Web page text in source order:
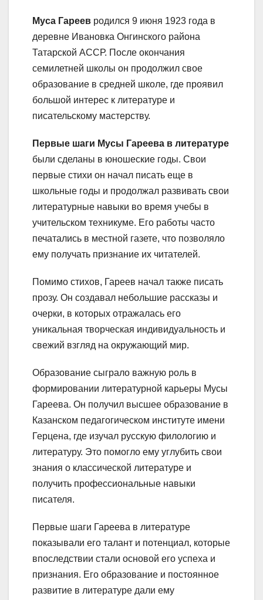
Муса Гареев родился 9 июня 1923 года в
деревне Ивановка Онгинского района
Татарской АССР. После окончания
семилетней школы он продолжил свое
образование в средней школе, где проявил
большой интерес к литературе и
писательскому мастерству.
Первые шаги Мусы Гареева в литературе
были сделаны в юношеские годы. Свои
первые стихи он начал писать еще в
школьные годы и продолжал развивать свои
литературные навыки во время учебы в
учительском техникуме. Его работы часто
печатались в местной газете, что позволяло
ему получать признание их читателей.
Помимо стихов, Гареев начал также писать
прозу. Он создавал небольшие рассказы и
очерки, в которых отражалась его
уникальная творческая индивидуальность и
свежий взгляд на окружающий мир.
Образование сыграло важную роль в
формировании литературной карьеры Мусы
Гареева. Он получил высшее образование в
Казанском педагогическом институте имени
Герцена, где изучал русскую филологию и
литературу. Это помогло ему углубить свои
знания о классической литературе и
получить профессиональные навыки
писателя.
Первые шаги Гареева в литературе
показывали его талант и потенциал, которые
впоследствии стали основой его успеха и
признания. Его образование и постоянное
развитие в литературе дали ему